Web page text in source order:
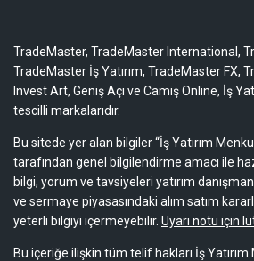
TradeMaster, TradeMaster International,
TradeMaster İş Yatırım, TradeMaster FX,
Invest Art, Geniş Açı ve Camiş Online, İş
tescilli markalarıdır.
Bu sitede yer alan bilgiler “İş Yatırım
tarafından genel bilgilendirme amacı ile
bilgi, yorum ve tavsiyeleri yatırım
ve sermaye piyasasındaki alım satım
yeterli bilgiyi içermeyebilir. Uyarı notu için
Bu içeriğe ilişkin tüm telif hakları İş Yatırım